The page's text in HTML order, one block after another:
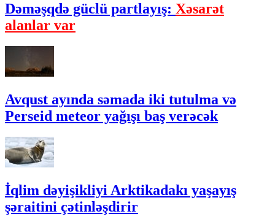
Dəməşqdə güclü partlayış: Xəsarət
alanlar var
Avqust ayında səmada iki tutulma və
Perseid meteor yağışı baş verəcək
İqlim dəyişikliyi Arktikadakı yaşayış
şəraitini çətinləşdirir